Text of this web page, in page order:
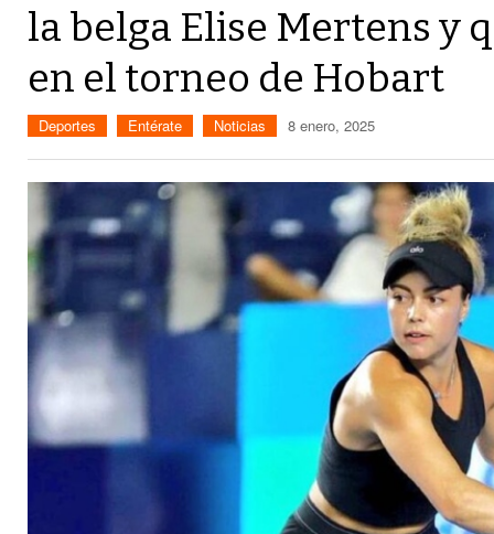
la belga Elise Mertens y
en el torneo de Hobart
Deportes Entérate Noticias 8 enero, 2025